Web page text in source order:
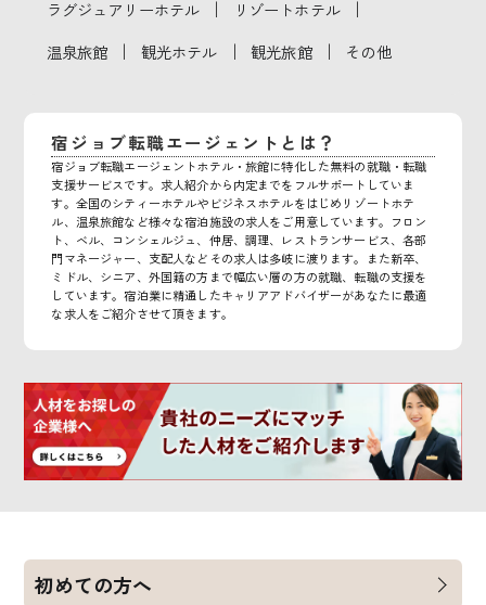
ラグジュアリーホテル ｜ リゾートホテル ｜
温泉旅館 ｜ 観光ホテル ｜ 観光旅館 ｜ その他
宿ジョブ転職エージェントとは？
宿ジョブ転職エージェントホテル・旅館に特化した無料の就職・転職
支援サービスです。求人紹介から内定までをフルサポートしていま
す。全国のシティーホテルやビジネスホテルをはじめリゾートホテ
ル、温泉旅館など様々な宿泊施設の求人をご用意しています。フロン
ト、ベル、コンシェルジュ、仲居、調理、レストランサービス、各部
門マネージャー、支配人などその求人は多岐に渡ります。また新卒、
ミドル、シニア、外国籍の方まで幅広い層の方の就職、転職の支援を
しています。宿泊業に精通したキャリアアドバイザーがあなたに最適
な求人をご紹介させて頂きます。
初めての方へ